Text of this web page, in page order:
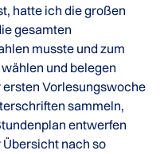
hatte ich die großen
gesamten
musste und zum
und belegen
ersten Vorlesungswoche
sammeln,
entwerfen
Übersicht nach so